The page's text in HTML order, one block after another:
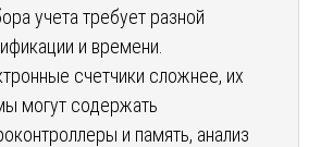
учета требует разной
и времени.
счетчики сложнее, их
могут содержать
и память, анализ